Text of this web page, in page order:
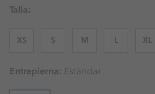
Talla:
XS S M L XL
Entrepierna: Estàndar